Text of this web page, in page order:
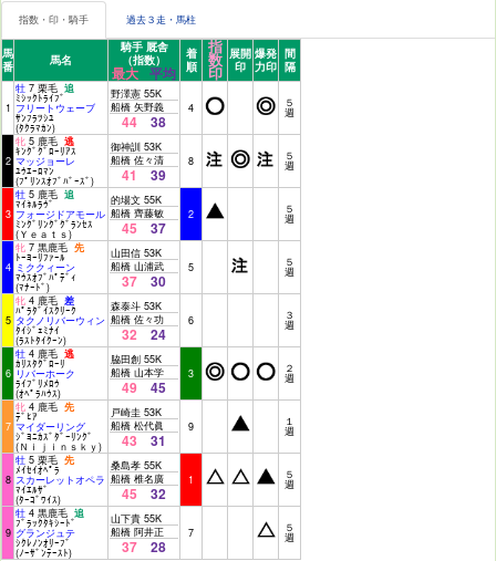
指数・印・騎手 過去３走・馬柱
馬
番
馬名
騎手 厩舎
（指数）
最大 平均
着
順
指
数
印
展開
印
爆発
力印
間
隔
1
牡 7 栗毛 追
ﾐｼｯｸﾄﾗｲﾌﾞ
フリートウェーブ
ｻﾝﾌﾗﾂｼﾕ
(ﾀｸﾗﾏｶﾝ)
野澤憲 55K
船橋 矢野義
44 38
4 ５
週
2
牝 5 鹿毛 逃
ｷﾝｸﾞｸﾞﾛｰﾘｱｽ
マッジョーレ
ﾕｳｴｰﾛﾏﾝ
(ﾌﾟﾘﾝｽｵﾌﾞﾊﾞｰｽﾞ)
御神訓 53K
船橋 佐々清
41 39
8 ５
週
3
牡 5 鹿毛 追
ﾏｲﾈﾙﾗｳﾞ
フォージドアモール
ﾐﾝｸﾞﾘﾝｸﾞｸﾞﾗﾝｾｽ
(Ｙｅａｔｓ)
的場文 55K
船橋 齊藤敏
45 37
2 ５
週
4
牝 7 黒鹿毛 先
ﾄｰﾖｰﾘﾌｧｰﾙ
ミククィーン
ﾏｳｽｵﾌﾞﾊﾟﾃﾞｨ
(ﾏﾅｰﾄﾞ)
山田信 53K
船橋 山浦武
37 30
5 ５
週
5
牝 4 鹿毛 差
ﾊﾟﾗﾀﾞｲｽｸﾘｰｸ
タクノリバーウィン
ﾀｲｼﾞｪﾐﾅｲ
(ﾗｽﾄﾀｲｸｰﾝ)
森泰斗 53K
船橋 佐々功
32 24
6 ３
週
6
牡 4 鹿毛 逃
ｶﾘｽﾀｸﾞﾛｰﾘ
リバーホーク
ﾗｲﾌﾞﾘﾒﾛｳ
(ｵﾍﾟﾗﾊｳｽ)
脇田創 55K
船橋 山本学
49 45
3 ２
週
7
牝 4 鹿毛 先
ﾃﾞﾋｱ
マイダーリング
ｼﾞﾖﾆｶｽﾞﾀﾞｰﾘﾝｸﾞ
(Ｎｉｊｉｎｓｋｙ)
戸崎圭 53K
船橋 松代眞
43 31
9 １
週
8
牡 5 栗毛 先
ﾒｲｾｲｵﾍﾟﾗ
スカーレットオペラ
ﾏｲｴﾙｻﾞ
(ﾀｰｺﾞﾜｲｽ)
桑島孝 55K
船橋 椎名廣
45 32
1 ５
週
9
牡 4 黒鹿毛 追
ﾌﾞﾗｯｸﾀｷｼｰﾄﾞ
グランジュテ
ｼｸﾚﾉﾝｵﾘｰﾌﾞ
(ﾉｰｻﾞﾝﾃｰｽﾄ)
山下貴 55K
船橋 阿井正
37 28
7 ５
週